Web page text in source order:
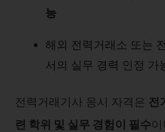
능
해외 전력거래소 또는
서의 실무 경력 인정 가
전력거래기사 응시 자격은 전
련 학위 및 실무 경험이 필수